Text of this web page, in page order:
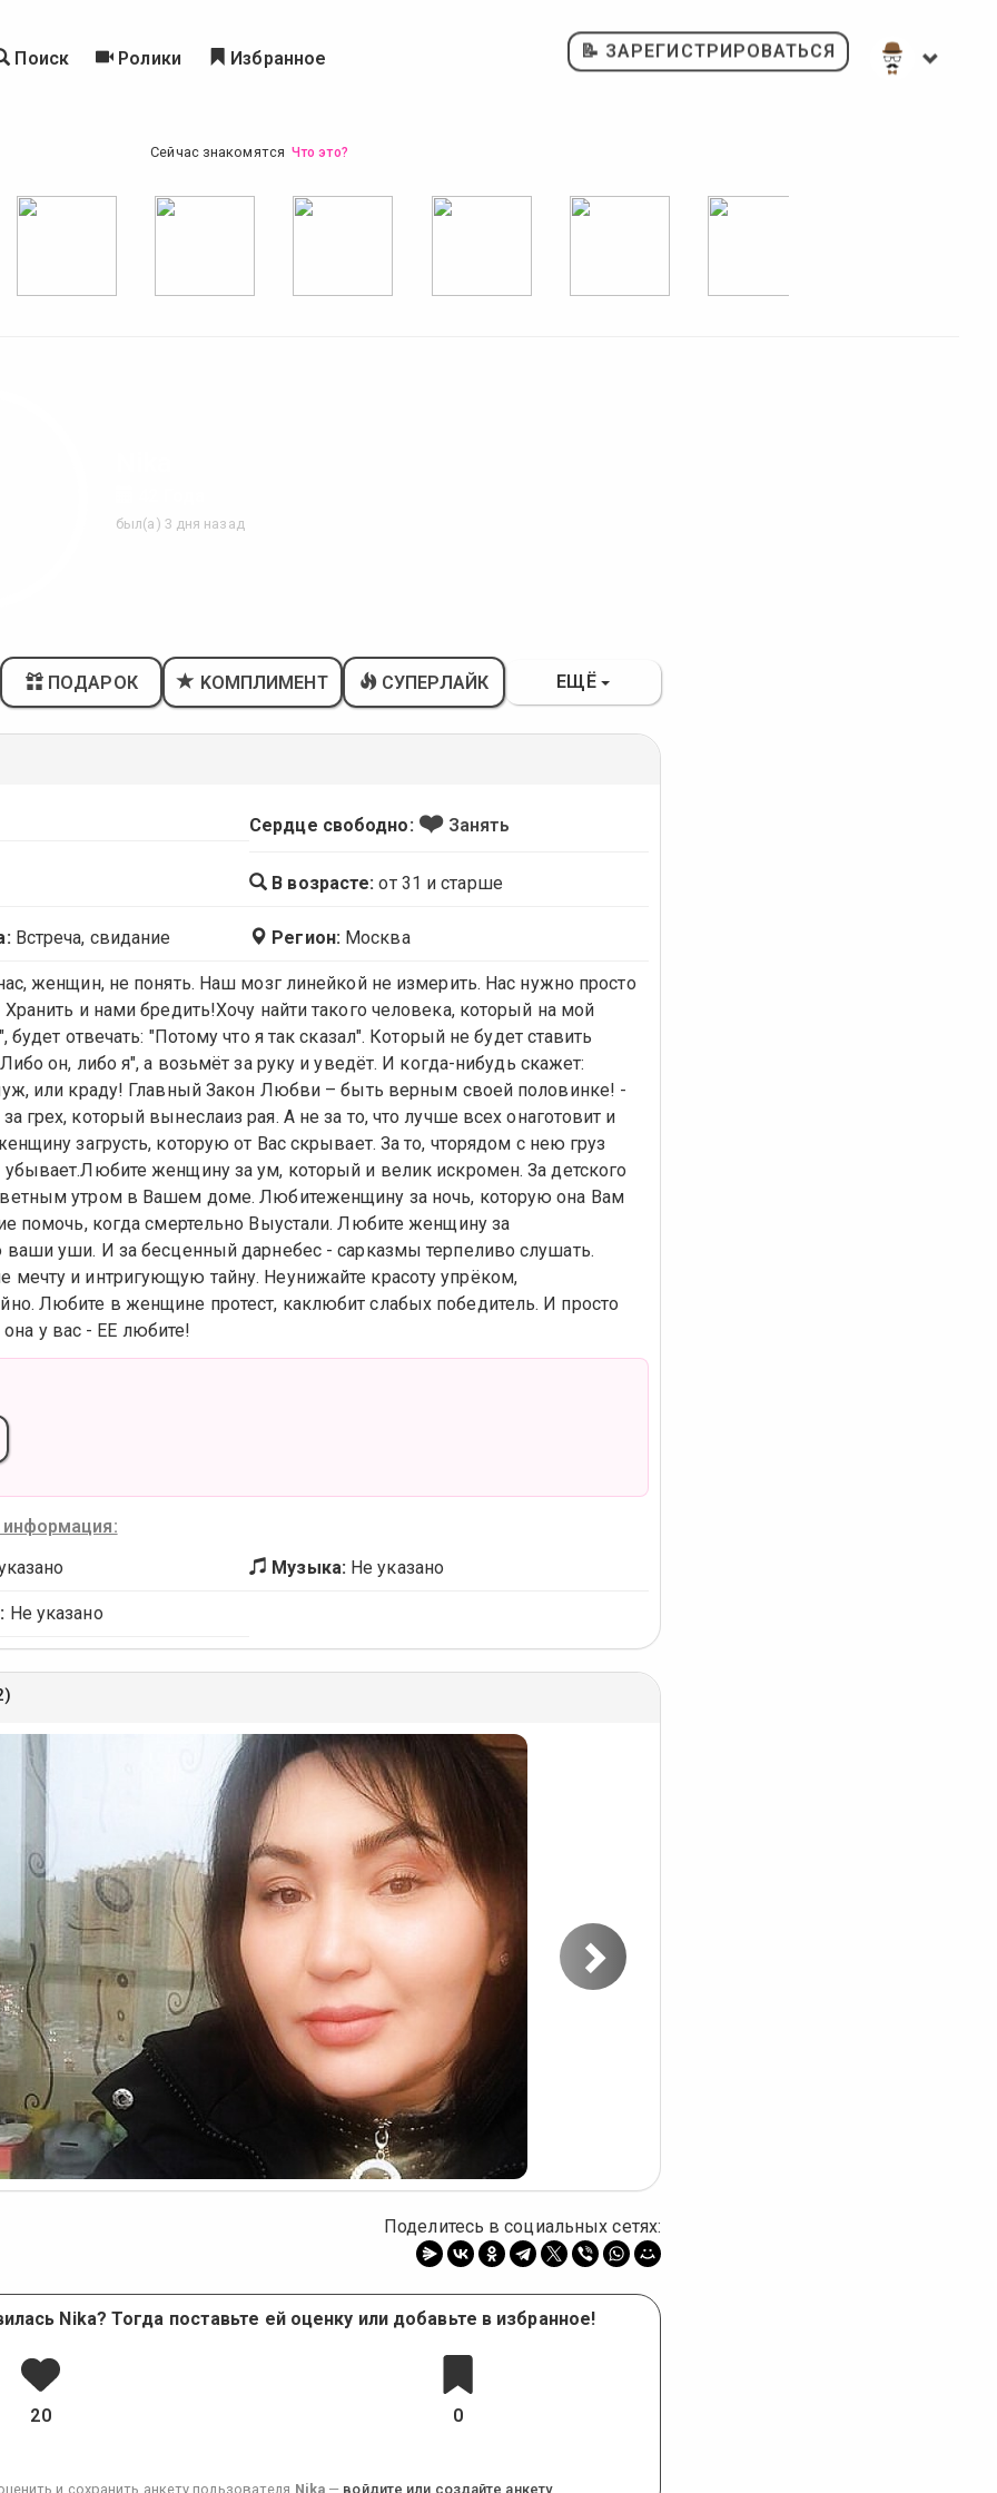
Поиск Ролики Избранное 📝 ЗАРЕГИСТРИРОВАТЬСЯ
Сейчас знакомятся Что это?
был(а) 3 дня назад
ПОДАРОК KОМПЛИМЕНТ СУПЕРЛАЙК ЕЩЁ
Сердце свободно: ❤️Занять
В возрасте: от 31 и старше
Встреча, свидание Регион: Москва
женщин, не понять. Наш мозг линейкой не измерить. Нас нужно просто
и нами бредить!Хочу найти такого человека, который на мой
будет отвечать: "Потому что я так сказал". Который не будет ставить
он, либо я", а возьмёт за руку и уведёт. И когда-нибудь скажет:
или краду! Главный Закон Любви – быть верным своей половинке! -
грех, который вынеслаиз рая. А не за то, что лучше всех онаготовит и
загрусть, которую от Вас скрывает. За то, чторядом с нею груз
женщину за ум, который и велик искромен. За детского
утром в Вашем доме. Любитеженщину за ночь, которую она Вам
помочь, когда смертельно Выустали. Любите женщину за
уши. И за бесценный дарнебес - сарказмы терпеливо слушать.
и интригующую тайну. Неунижайте красоту упрёком,
Любите в женщине протест, каклюбит слабых победитель. И просто
она у вас - ЕЕ любите!
Музыка: Не указано
Не указано
Следующее
Поделитесь в социальных сетях:
Nika? Тогда поставьте ей оценку или добавьте в избранное!
20 0
и сохранить анкету пользователя Nika — войдите или создайте анкету